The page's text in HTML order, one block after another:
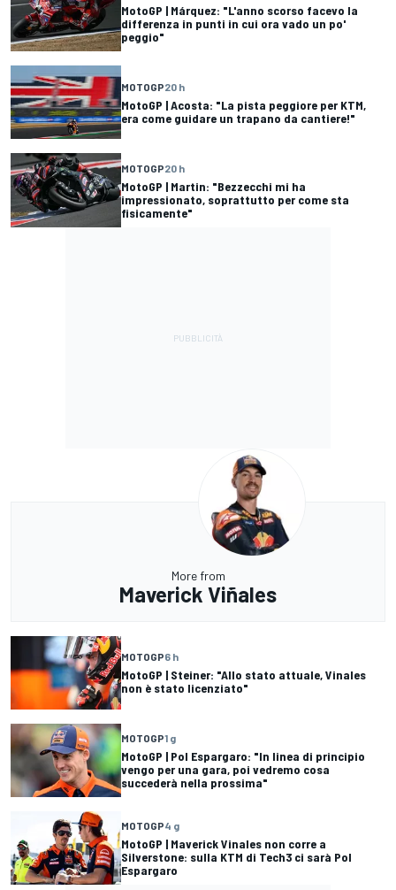
MotoGP | Márquez: "L'anno scorso facevo la
differenza in punti in cui ora vado un po'
peggio"
MOTOGP20 h
MotoGP | Acosta: "La pista peggiore per KTM,
era come guidare un trapano da cantiere!"
MOTOGP20 h
MotoGP | Martin: "Bezzecchi mi ha
impressionato, soprattutto per come sta
fisicamente"
More from
Maverick Viñales
MOTOGP6 h
MotoGP | Steiner: "Allo stato attuale, Vinales
non è stato licenziato"
MOTOGP1 g
MotoGP | Pol Espargaro: "In linea di principio
vengo per una gara, poi vedremo cosa
succederà nella prossima"
MOTOGP4 g
MotoGP | Maverick Vinales non corre a
Silverstone: sulla KTM di Tech3 ci sarà Pol
Espargaro